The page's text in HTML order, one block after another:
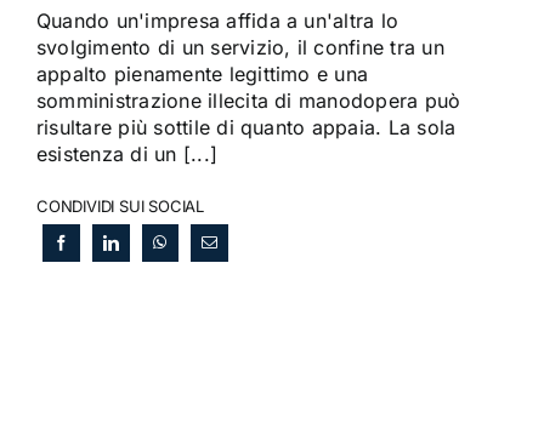
Quando un'impresa affida a un'altra lo
svolgimento di un servizio, il confine tra un
appalto pienamente legittimo e una
somministrazione illecita di manodopera può
risultare più sottile di quanto appaia. La sola
esistenza di un [...]
CONDIVIDI SUI SOCIAL